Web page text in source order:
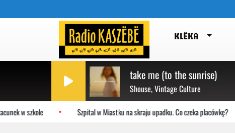
KLËKA
take me (to the sunrise)
Shouse, Vintage Culture
w szkole Szpital w Miastku na skraju upadku. Co czeka placówkę?